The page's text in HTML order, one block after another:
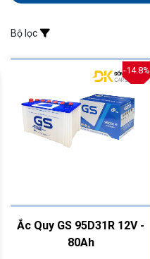
Bộ lọc
-14.8%
Ắc Quy GS 95D31R 12V -
80Ah